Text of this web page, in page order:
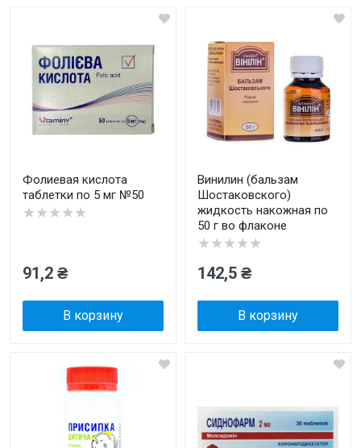
Фолиевая кислота
таблетки по 5 мг №50
★★★★★
91,2 ₴
В корзину
Винилин (бальзам
Шостаковского)
жидкость накожная по
50 г во флаконе
★★★★★
142,5 ₴
В корзину